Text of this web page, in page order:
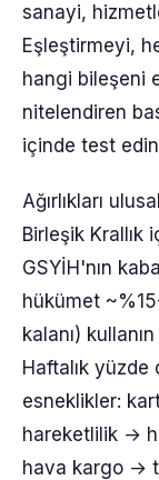
sanayi,
Eşleştirmeyi,
hangi bileşeni
nitelendiren
içinde test
Ağırlıkları
Birleşik Krallık
GSYİH'nın
hükümet
kalanı)
Haftalık
esneklikler:
hareketlilik →
hava kargo →